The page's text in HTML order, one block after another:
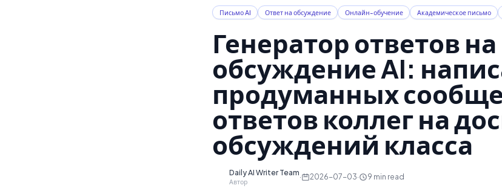
Письмо AI Ответ на обсуждение Онлайн-обучение Академическое письмо
Генератор ответов на
обсуждение AI:
продуманных
ответов коллег на
обсуждений класса
Daily AI Writer Team
Автор
· 2026-07-03· 9 min read